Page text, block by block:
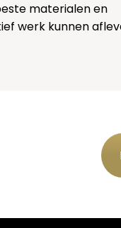
materialen en
werk kunnen